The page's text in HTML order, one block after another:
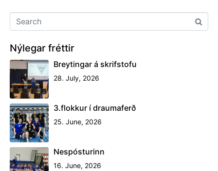
Nýlegar fréttir
Breytingar á skrifstofu
28. July, 2026
3.flokkur í draumaferð
25. June, 2026
Nespósturinn
16. June, 2026